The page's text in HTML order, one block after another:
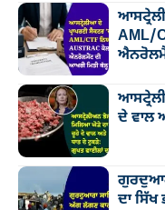
AML/
ਦੇ ਵਾਲ
ਦਾ